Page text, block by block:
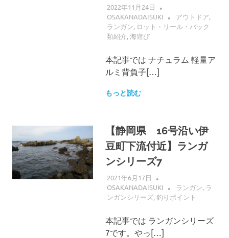
2022年11月24日
OSAKANADAISUKI
アウトドア,
ランガン, ロット・リール・バック
類紹介,海遊び
本記事では ナチュラム 軽量ア
ルミ背負子[…]
もっと読む
【静岡県 16号沿い伊
豆町下流付近】ランガ
ンシリーズ7
2021年6月17日
OSAKANADAISUKI
ランガン, ラ
ンガンシリーズ,釣りポイント
本記事では ランガンシリーズ
7です。やっ[…]